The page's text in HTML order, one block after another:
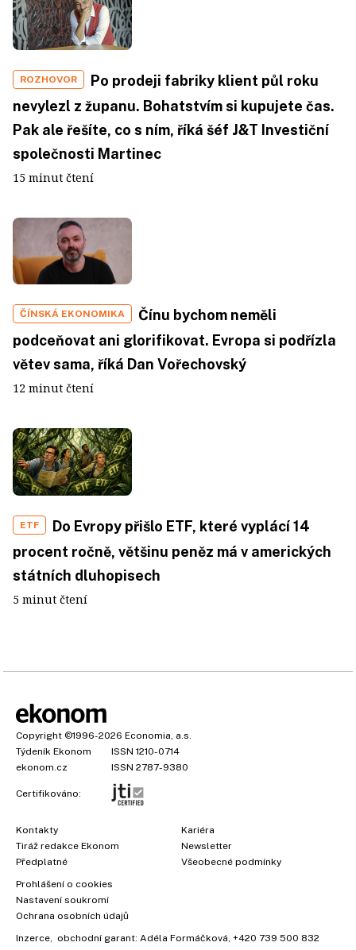
ROZHOVOR
Po prodeji fabriky klient půl roku
nevylezl z županu. Bohatstvím si kupujete čas.
Pak ale řešíte, co s ním, říká šéf J&T Investiční
společnosti Martinec
15 minut čtení
ČÍNSKÁ EKONOMIKA
Čínu bychom neměli
podceňovat ani glorifikovat. Evropa si podřízla
větev sama, říká Dan Vořechovský
12 minut čtení
ETF
Do Evropy přišlo ETF, které vyplácí 14
procent ročně, většinu peněz má v amerických
státních dluhopisech
5 minut čtení
Copyright ©1996-2026 Economia, a.s.
Týdeník Ekonom
ISSN 1210-0714
ekonom.cz
ISSN 2787-9380
Certifikováno:
Kontakty
Tiráž redakce Ekonom
Předplatné
Kariéra
Newsletter
Všeobecné podmínky
Prohlášení o cookies
Nastavení soukromí
Ochrana osobních údajů
Inzerce , obchodní garant: Adéla Formáčková +420 739 500 832